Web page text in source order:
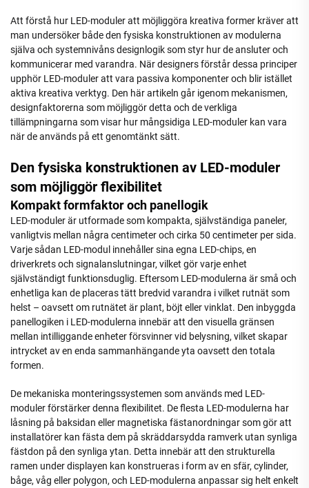
Att förstå hur LED-moduleratt möjliggöra kreativa former kräver att
man undersöker både den fysiska konstruktionen av modulerna
själva och systemnivåns designlogik som styr hur de ansluter och
kommunicerar med varandra. När designers förstår dessa principer
upphör LED-moduler att vara passiva komponenter och blir istället
aktiva kreativa verktyg. Den här artikeln går igenom mekanismen,
designfaktorerna som möjliggör detta och de verkliga
tillämpningarna som visar hur mångsidiga LED-moduler kan vara
när de används på ett genomtänkt sätt.
Den fysiska konstruktionen av LED-moduler
som möjliggör flexibilitet
Kompakt formfaktor och panellogik
LED-moduler är utformade som kompakta, självständiga paneler,
vanligtvis mellan några centimeter och cirka 50 centimeter per sida.
Varje sådan LED-modul innehåller sina egna LED-chips, en
driverkrets och signalanslutningar, vilket gör varje enhet
självständigt funktionsduglig. Eftersom LED-modulerna är små och
enhetliga kan de placeras tätt bredvid varandra i vilket rutnät som
helst – oavsett om rutnätet är plant, böjt eller vinklat. Den inbyggda
panellogiken i LED-modulerna innebär att den visuella gränsen
mellan intilliggande enheter försvinner vid belysning, vilket skapar
intrycket av en enda sammanhängande yta oavsett den totala
formen.
De mekaniska monteringssystemen som används med LED-
moduler förstärker denna flexibilitet. De flesta LED-modulerna har
låsning på baksidan eller magnetiska fästanordningar som gör att
installatörer kan fästa dem på skräddarsydda ramverk utan synliga
fästdon på den synliga ytan. Detta innebär att den strukturella
ramen under displayen kan konstrueras i form av en sfär, cylinder,
båge, våg eller polygon, och LED-modulerna anpassar sig helt enkelt